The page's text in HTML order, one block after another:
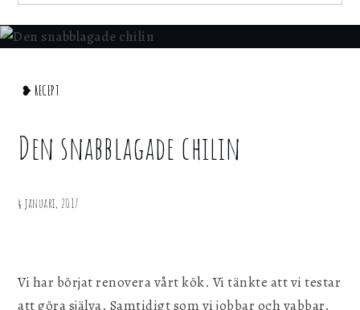
Home
Recept
Den
chilin
❥ RECEPT
Den snabblagade chilin
4 januari, 2017
Vi har börjat renovera vårt kök. Vi tänkte att vi testar
att göra själva. Samtidigt som vi jobbar och vabbar.
för att webbplatsen ska fungera.
Statistik
information och funktionalitet vill vi samla in
Genom att dela ditt surfbeteende på vår
Spara inställningar